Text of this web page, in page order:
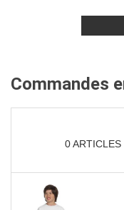
Commandes
0ARTICLES